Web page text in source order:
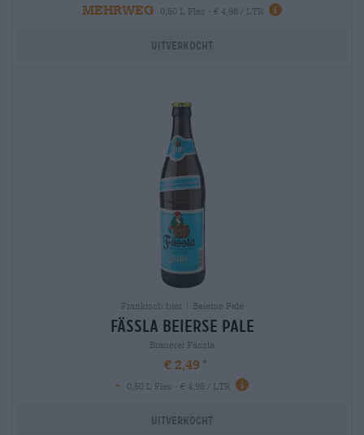
MEHRWEG
0,50 L Fles - € 4,98 / LTR
Uitverkocht
Frankisch bier | Beierse Pale
fässla Beierse Pale
Brauerei Fässla
€ 2,49
-
0,50 L Fles - € 4,98 / LTR
Uitverkocht